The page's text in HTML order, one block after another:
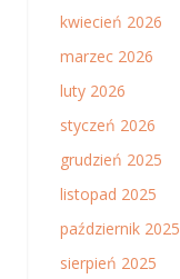
kwiecień 2026
marzec 2026
luty 2026
styczeń 2026
grudzień 2025
listopad 2025
październik 2025
sierpień 2025